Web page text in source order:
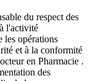
du respect des
l'activité
les opérations
et à la conformité
en Pharmacie .
des